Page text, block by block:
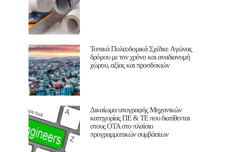
Τοπικά Πολεοδομικά Σχέδια: Aγώνας
δρόμου με τον χρόνο και αναδιανομή
χώρου, αξίας και προσδοκιών
Δικαίωμα υπογραφής Μηχανικών
κατηγορίας ΠΕ & ΤΕ που διατίθενται
στους ΟΤΑ στο πλαίσιο
προγραμματικών συμβάσεων